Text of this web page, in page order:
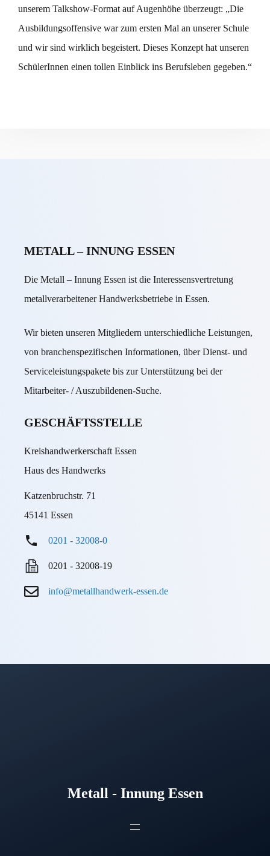
unserem Talkshow-Format auf Augenhöhe überzeugt: „Die
Ausbildungsoffensive war zum ersten Mal an unserer Schule
und wir sind wirklich begeistert. Dieses Konzept hat unseren
SchülerInnen einen tollen Einblick ins Berufsleben gegeben.“
METALL – INNUNG ESSEN
Die Metall – Innung Essen ist die Interessensvertretung
metallverarbeitener Handwerksbetriebe in Essen.
Wir bieten unseren Mitgliedern unterschiedliche Leistungen,
von branchenspezifischen Informationen, über Dienst- und
Serviceleistungspakete bis zur Unterstützung bei der
Mitarbeiter- / Auszubildenen-Suche.
GESCHÄFTSSTELLE
Kreishandwerkerschaft Essen
Haus des Handwerks
Katzenbruchstr. 71
45141 Essen
0201 - 32008-0
0201 - 32008-19
info@metallhandwerk-essen.de
Metall - Innung Essen